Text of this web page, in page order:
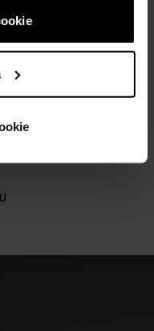
rapida
I capi che contengono